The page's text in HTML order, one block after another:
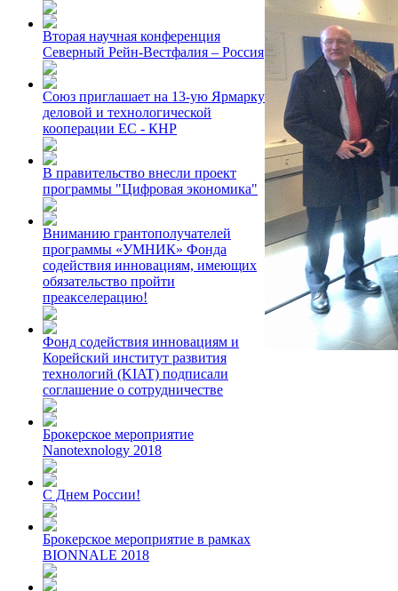
Вторая научная конференция
Северный Рейн-Вестфалия – Россия
Союз приглашает на 13-ую Ярмарку
деловой и технологической
кооперации ЕС - КНР
В правительство внесли проект
программы "Цифровая экономика"
Вниманию грантополучателей
программы «УМНИК» Фонда
содействия инновациям, имеющих
обязательство пройти
преакселерацию!
Фонд содействия инновациям и
Корейский институт развития
технологий (KIAT) подписали
соглашение о сотрудничестве
Брокерское мероприятие
Nanotexnology 2018
С Днем России!
Брокерское мероприятие в рамках
BIONNALE 2018